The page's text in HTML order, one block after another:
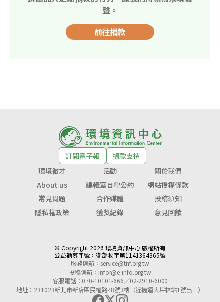
聲。
前往捐款
訂閱電子報
捐款支持
環境徵才
活動
關於我們
About us
編輯室自律公約
網站授權條款
常見問題
合作媒體
投稿須知
隱私權政策
獲獎紀錄 意見回饋
© Copyright 2026 環境資訊中心 版權所有
公益勸募字號： 衛部救字第1141364365號
服務信箱： service@tnf.org.tw
投稿信箱： infor@e-info.org.tw
客服電話：070-10101-666／02-2910-6000
地址：231023新北市新店區民權路48號3樓（近捷運大坪林站1號出口）